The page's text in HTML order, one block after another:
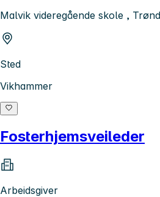
Malvik videregående skole ,
Sted
Vikhammer
Fosterhjemsveileder
Arbeidsgiver